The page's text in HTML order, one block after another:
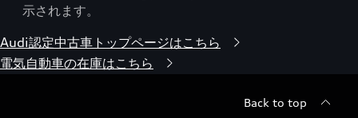
示されます。
Audi認定中古車トップページはこちら
電気自動車の在庫はこちら
Back to top